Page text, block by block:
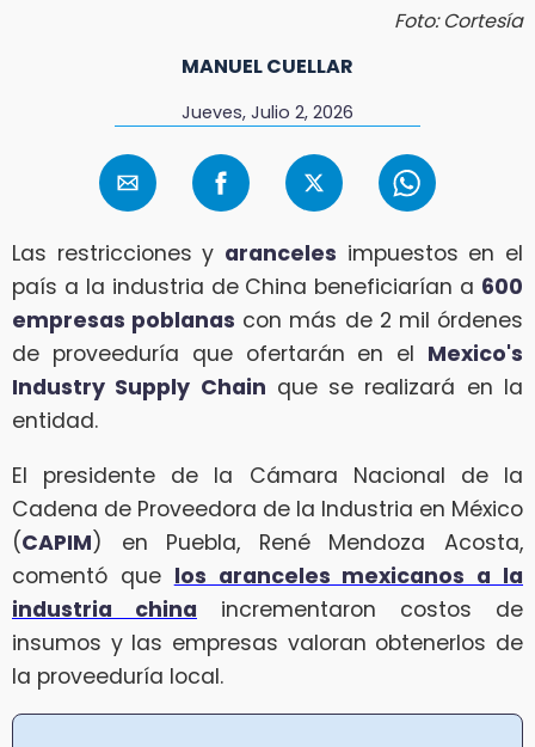
Foto: Cortesía
MANUEL CUELLAR
Jueves, Julio 2, 2026
Las restricciones y aranceles impuestos en el
país a la industria de China beneficiarían a 600
empresas poblanas con más de 2 mil órdenes
de proveeduría que ofertarán en el Mexico's
Industry Supply Chain que se realizará en la
entidad.
El presidente de la Cámara Nacional de la
Cadena de Proveedora de la Industria en México
(CAPIM) en Puebla, René Mendoza Acosta,
comentó que los aranceles mexicanos a la
industria china incrementaron costos de
insumos y las empresas valoran obtenerlos de
la proveeduría local.